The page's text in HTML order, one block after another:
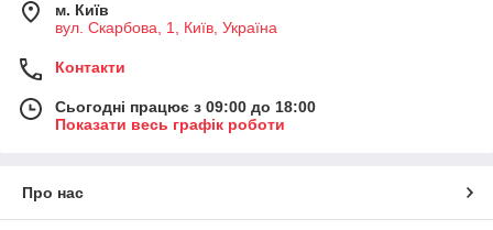
м. Київ
вул. Скарбова, 1, Київ, Україна
Контакти
Сьогодні працює з 09:00 до 18:00
Показати весь графік роботи
Про нас